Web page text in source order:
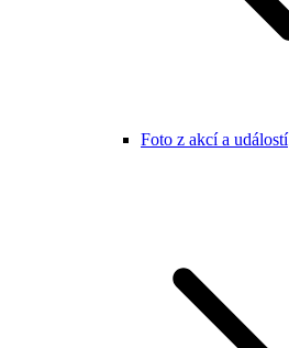
Foto z akcí a událostí